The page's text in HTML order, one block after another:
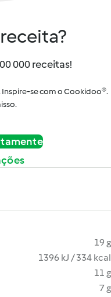
000 receitas!
Inspire-se com o Cookidoo®.
19 g
1396 kJ / 334 kcal
11 g
7 g